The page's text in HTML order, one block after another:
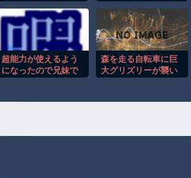
な
超能力が使えるよう
になったので兄妹で
私にゃあ判断つかな
森を走る自転車に巨
大グリズリーが襲い